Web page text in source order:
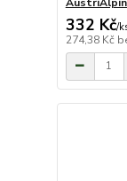
332 Kč/
274,38 Kč